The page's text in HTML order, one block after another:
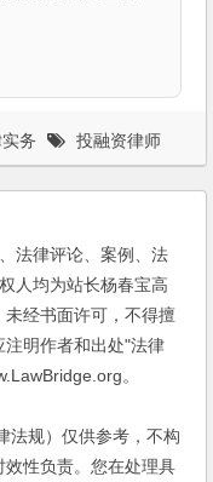
务 投融资律师
法律评论、案例、法
人均为站长杨春宝高
经书面许可，不得擅
注明作者和出处"法律
。
规）仅供参考，不构
性负责。您在处理具